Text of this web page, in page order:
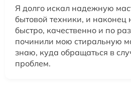
Я долго искал надежную
бытовой техники, и
быстро, качественно и по
починили мою стиральную
знаю, куда обращаться в
проблем.